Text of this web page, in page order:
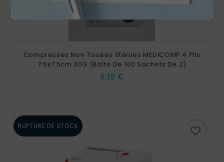
Compresses Non Tissées Stériles MEDICOMP 4 Plis
7.5x7.5cm 30G (Boîte De 100 Sachets De 2)
Prix
6,19 €
RUPTURE DE STOCK favorite_border